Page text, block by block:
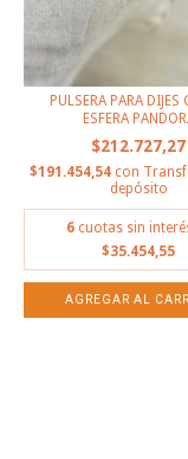
PULSERA PARA DIJES
ESFERA
$212.727,27
$191.454,54 con
depósito
6 cuotas sin
$35.454,55